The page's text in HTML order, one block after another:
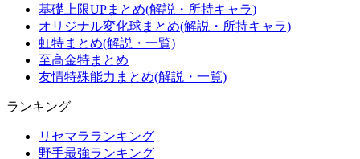
基礎上限UPまとめ(解説・所持キャラ)
オリジナル変化球まとめ(解説・所持キャラ)
虹特まとめ(解説・一覧)
至高金特まとめ
友情特殊能力まとめ(解説・一覧)
ランキング
リセマラランキング
野手最強ランキング